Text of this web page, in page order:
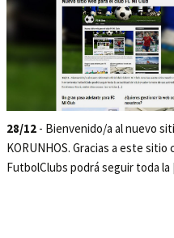
28/12- Bienvenido/a al nuevo
KORUNHOS. Gracias a este
FutbolClubs podrá seguir toda la